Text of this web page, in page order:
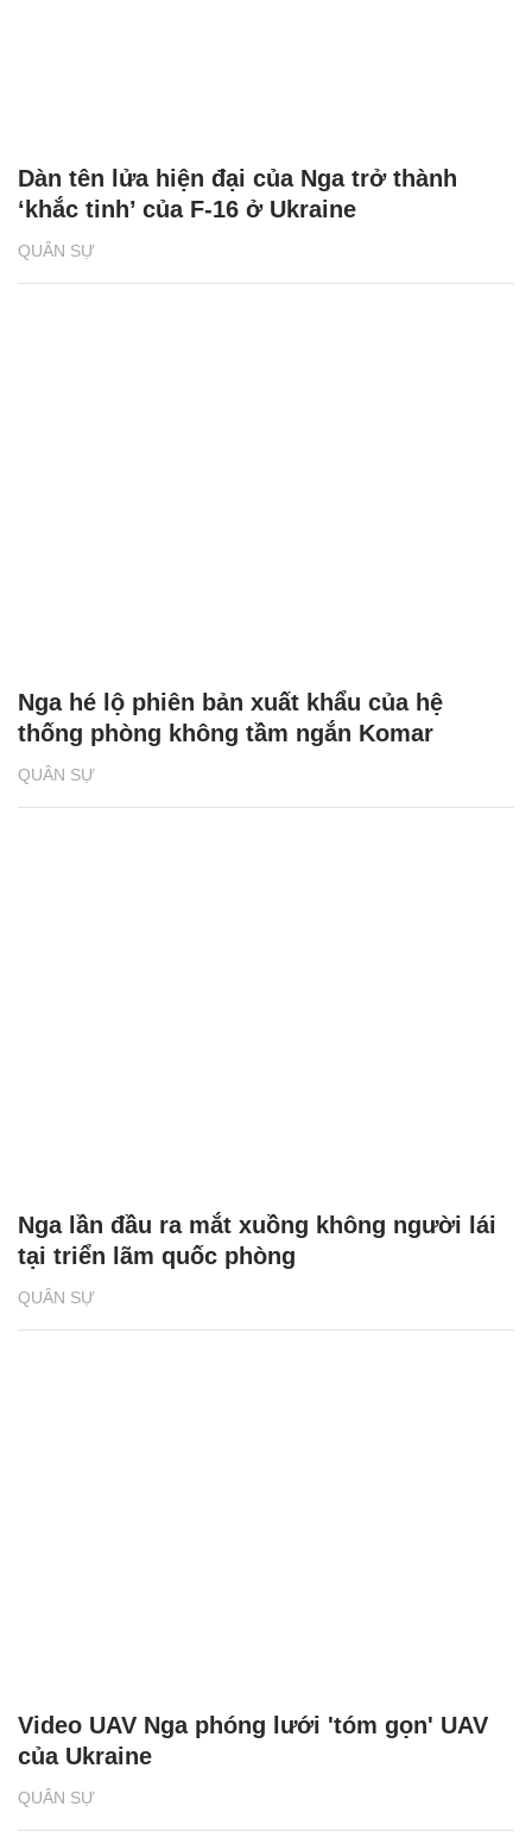
QUÂN SỰ
Dàn tên lửa hiện đại của Nga trở thành
‘khắc tinh’ của F-16 ở Ukraine
QUÂN SỰ
Nga hé lộ phiên bản xuất khẩu của hệ
thống phòng không tầm ngắn Komar
QUÂN SỰ
Nga lần đầu ra mắt xuồng không người lái
tại triển lãm quốc phòng
QUÂN SỰ
Video UAV Nga phóng lưới 'tóm gọn' UAV
của Ukraine